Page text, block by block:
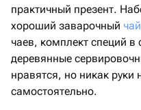
практичный презент.
хороший заварочный
чаев, комплект специй в
деревянные
нравятся, но никак руки
самостоятельно.